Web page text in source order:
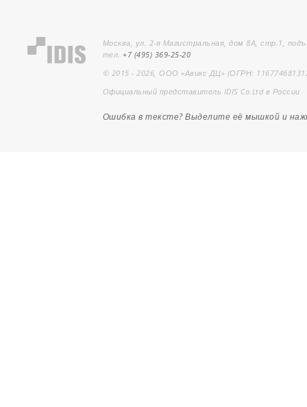
Москва, ул. 2-я Магистральная, дом 8А, стр.1,
тел.+7 (495) 369-25-20
© 2015 - 2026, ООО «Авикс ДЦ» (ОГРН:
Официальный представитель IDIS Co.Ltd в России
Ошибка в тексте? Выделите её мышкой и